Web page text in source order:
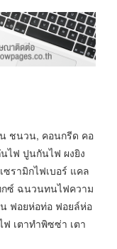
ชนวน, คอนกรีด คอ
ไฟ ปูนกันไฟ ผงยิง
ซรามิกไฟเบอร์ แคล
กซ์ ฉนวนทนไฟความ
ฟอยห่อท่อ ฟอยล์ห่อ
ฟ เตาทำพิซซ่า เตา